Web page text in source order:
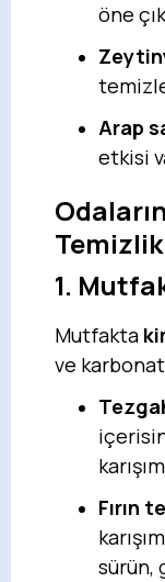
öne
Arap
etkisi
1.
Mutfakta
ve
Fırın
sürün,